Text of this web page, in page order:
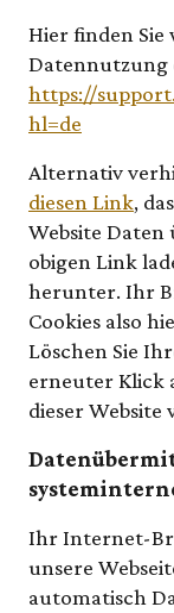
Hier finden
Datennutzung
https://
hl=de
Alternativ
diesen Link,
Website Daten
obigen Link
herunter. Ihr
Cookies also
Löschen Sie
erneuter Klick
dieser Website
Ihr Internet-
unsere
automatisch